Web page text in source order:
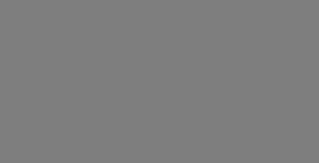
avec l'envie de faire
C'est un métier
mais pouvoir utiliser
et notre expertise
la
vin qui vous correspond.